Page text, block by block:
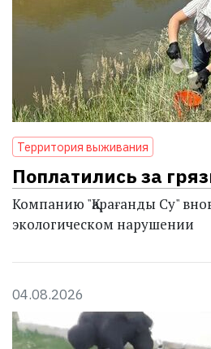
Территория выживания
Поплатились за
Компанию "Қарағанды Су"
экологическом нарушении
04.08.2026